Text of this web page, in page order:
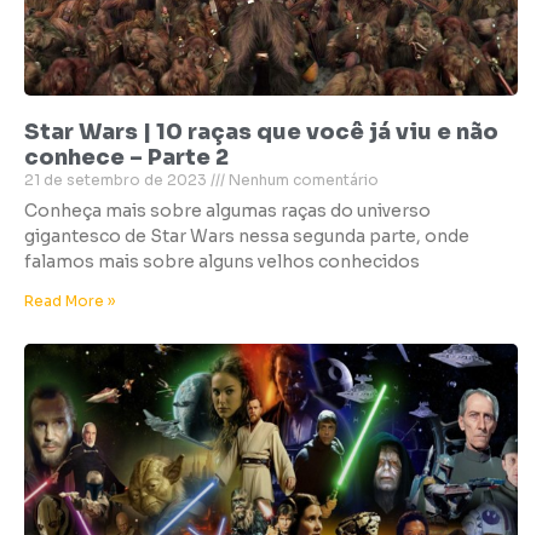
Star Wars | 10 raças que você já viu e não
conhece – Parte 2
21 de setembro de 2023 Nenhum comentário
Conheça mais sobre algumas raças do universo
gigantesco de Star Wars nessa segunda parte, onde
falamos mais sobre alguns velhos conhecidos
Read More »